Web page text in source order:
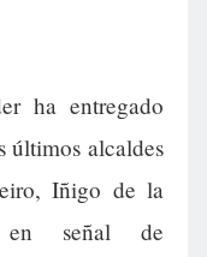
ha entregado
últimos alcaldes
Iñigo de la
señal de